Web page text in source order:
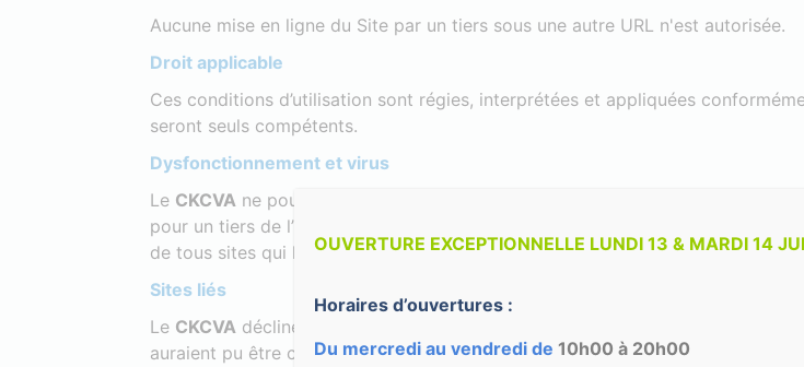
Aucune mise en ligne du Site par un tiers sous une autre URL n'est autorisée.
Droit applicable
Ces conditions d’utilisation sont régies, interprétées et appliquées
seront seuls compétents.
Dysfonctionnement et virus
Le CKCVAne pourra être tenu responsable des dommages directs ou
pour un tiers de l’utiliser, ou d’un mauvais fonctionnement, d’une interruption,
de tous sites qui lui sont liés.
Sites liés
Le CKCVAdécline toute responsabilité concernant le contenu disponible sur
auraient pu être créés à son insu. L’accès à tous les autres sites internet liés
OUVERTURE EXCEPTIONNELLE LUNDI 13 & MARDI 14
Horaires d’ouvertures :
Du mercredi au vendredi de 10h00 à 20h00